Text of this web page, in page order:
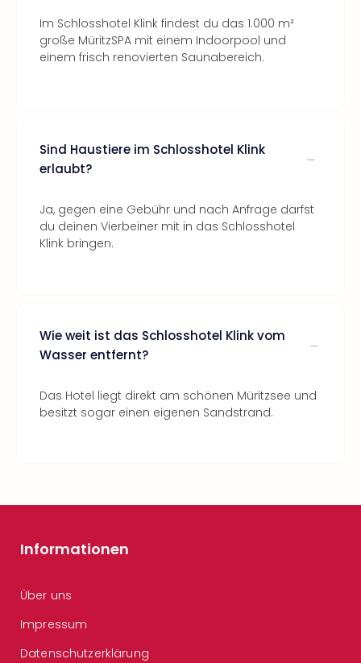
Im Schlosshotel Klink findest du das 1.000 m²
große MüritzSPA mit einem Indoorpool und
einem frisch renovierten Saunabereich.
Sind Haustiere im Schlosshotel Klink
erlaubt?
Ja, gegen eine Gebühr und nach Anfrage darfst
du deinen Vierbeiner mit in das Schlosshotel
Klink bringen.
Wie weit ist das Schlosshotel Klink vom
Wasser entfernt?
Das Hotel liegt direkt am schönen Müritzsee und
besitzt sogar einen eigenen Sandstrand.
Informationen
Über uns
Impressum
Datenschutzerklärung